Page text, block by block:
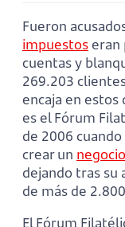
Fueron
impuestoseran
cuentas y
269.203
encaja en
es el Fórum
de 2006
crear un negocio
dejando tras su
de más de
El Fórum